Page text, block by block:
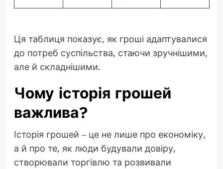
Ця таблиця показує, як гроші адаптувалися
до потреб суспільства, стаючи зручнішими,
але й складнішими.
Чому історія грошей
важлива?
Історія грошей – це не лише про економіку,
а й про те, як люди будували довіру,
створювали торгівлю та розвивали